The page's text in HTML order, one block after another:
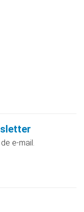
e-mail.